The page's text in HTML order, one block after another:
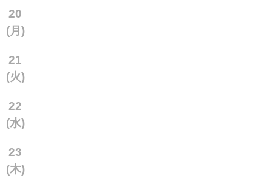
20
(月)
21
(火)
22
(水)
23
(木)